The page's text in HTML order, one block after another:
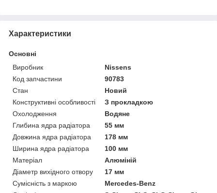
Характеристики
Основні
Виробник
Nissens
Код запчастини
90783
Стан
Новий
Конструктивні особливості
З прокладкою
Охолодження
Водяне
Глибина ядра радіатора
55 мм
Довжина ядра радіатора
178 мм
Ширина ядра радіатора
100 мм
Матеріал
Алюміній
Діаметр вихідного отвору
17 мм
Сумісність з маркою
Mercedes-Benz